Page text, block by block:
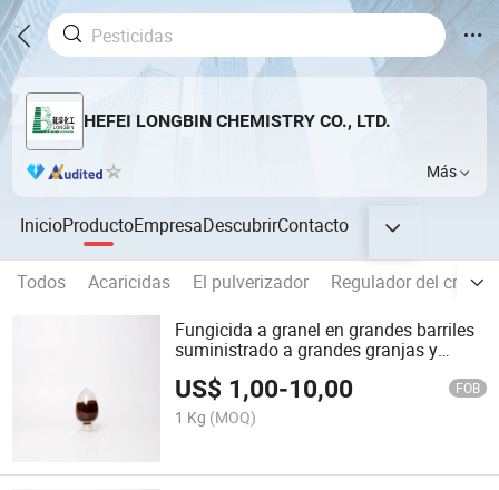
HEFEI LONGBIN CHEMISTRY CO., LTD.
Más
InicioProductoEmpresaDescubrirContacto
Todos Acaricidas El pulverizador
Regulador del
Fungicida a granel en grandes barriles
suministrado a grandes granjas y
US$ 1,00-10,00 FOB
1 Kg (MOQ)